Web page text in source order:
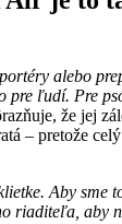
alebo
pre ľudí. Pre
že jej
– pretože
Aby sme
riaditeľa, aby